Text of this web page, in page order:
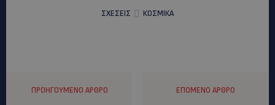
ΣΧΕΣΕΙΣ
ΚΟΣΜΙΚΑ
ΠΡΟΗΓΟΎΜΕΝΟ ΆΡΘΡΟ ΕΠΌΜΕΝΟ ΆΡΘΡΟ